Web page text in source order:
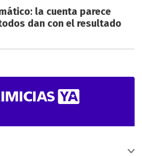
la cuenta parece
dan con el resultado